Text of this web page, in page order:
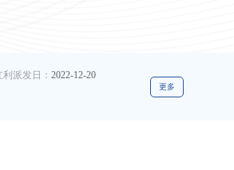
利派发日： 2022-12-20
更多